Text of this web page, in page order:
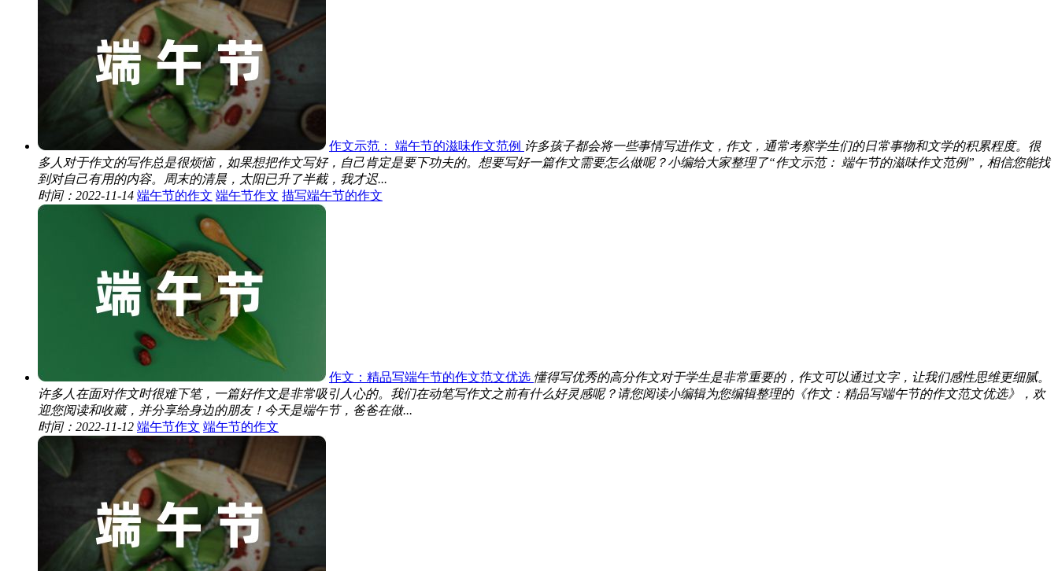
作文示范： 端午节的滋味作文范例 许多孩子都会将一些事情写进作文，作文，通常考察学生们的日常事物和文学的积累程度。很
多人对于作文的写作总是很烦恼，如果想把作文写好，自己肯定是要下功夫的。想要写好一篇作文需要怎么做呢？小编给大家整理了“作文示范： 端午节的滋味作文范例”，相信您能找
到对自己有用的内容。周末的清晨，太阳已升了半截，我才迟...
时间：2022-11-14 端午节的作文 端午节作文 描写端午节的作文
作文：精品写端午节的作文范文优选 懂得写优秀的高分作文对于学生是非常重要的，作文可以通过文字，让我们感性思维更细腻。
许多人在面对作文时很难下笔，一篇好作文是非常吸引人心的。我们在动笔写作文之前有什么好灵感呢？请您阅读小编辑为您编辑整理的《作文：精品写端午节的作文范文优选》，欢
迎您阅读和收藏，并分享给身边的朋友！今天是端午节，爸爸在做...
时间：2022-11-12 端午节作文 端午节的作文